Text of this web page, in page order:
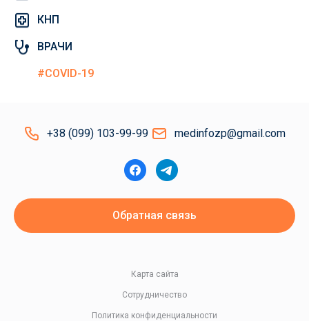
КНП
ВРАЧИ
#COVID-19
+38 (099) 103-99-99 medinfozp@gmail.com
Обратная связь
Политика конфиденциальности
Сотрудничество
Карта сайта